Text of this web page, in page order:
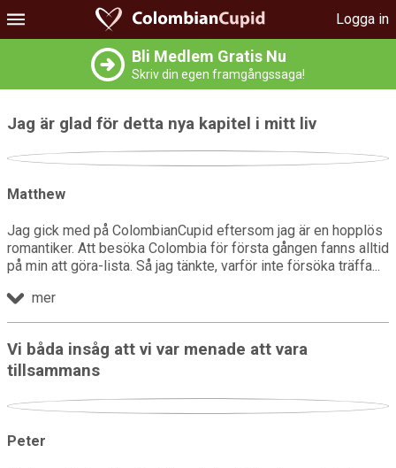
Logga in
Bli Medlem Gratis Nu
Skriv din egen framgångssaga!
Jag är glad för detta nya kapitel i mitt liv
Matthew
Jag gick med på ColombianCupid eftersom jag är en hopplös
romantiker. Att besöka Colombia för första gången fanns alltid
på min att göra-lista. Så jag tänkte, varför inte försöka träffa
mer
Vi båda insåg att vi var menade att vara
tillsammans
Peter